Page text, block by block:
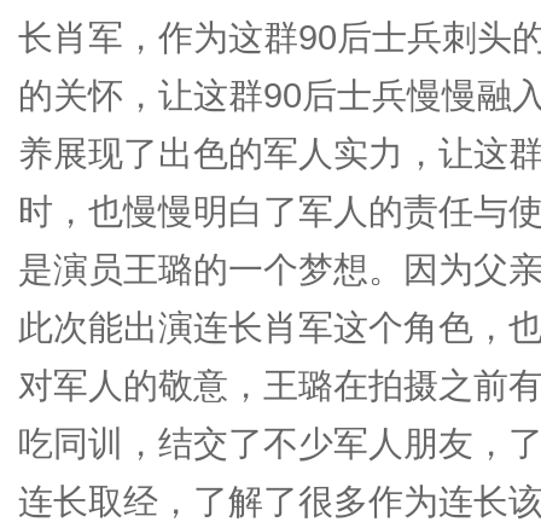
长肖军，作为这群90后士兵刺头
的关怀，让这群90后士兵慢慢融
养展现了出色的军人实力，让这
时，也慢慢明白了军人的责任与
是演员王璐的一个梦想。因为父
此次能出演连长肖军这个角色，
对军人的敬意，王璐在拍摄之前
吃同训，结交了不少军人朋友，
连长取经，了解了很多作为连长